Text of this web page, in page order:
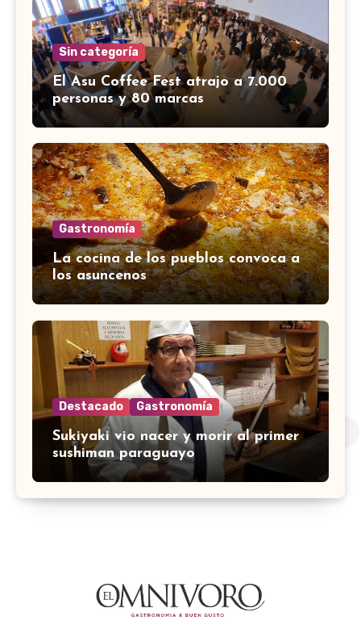
Sin categoría
El Asu Coffee Fest atrajo a 7.000
personas y 80 marcas
Gastronomía
La cocina de los pueblos convoca a
los asuncenos
Destacado Gastronomía
Sukiyaki vio nacer y morir al primer
sushiman paraguayo